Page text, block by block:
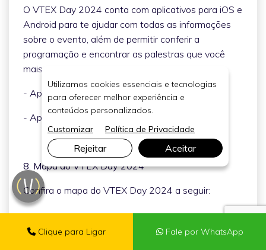
O VTEX Day 2024 conta com aplicativos para iOS e
Android para te ajudar com todas as informações
sobre o evento, além de permitir conferir a
programação e encontrar as palestras que você
mais deseja ver:
- Aplicativo VTEX Day 2024 para iOS
- AplicativoVTEX Day 2024para
8. Mapa do VTEX Day 2024
Confira o mapa do VTEX Day 2024 a seguir:
Clique para Ligar Fale por WhatsApp
Utilizamos cookies essenciais e tecnologias
para oferecer melhor experiência e
conteúdos personalizados.
Customizar
Política de Privacidade
Rejeitar Aceitar